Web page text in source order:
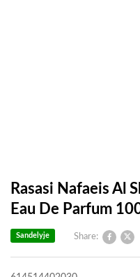
Rasasi Nafaeis Al
Eau De Parfum
Share:
Sandelyje